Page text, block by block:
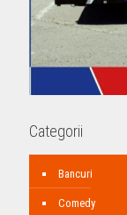
Categorii
Bancuri
Comedy